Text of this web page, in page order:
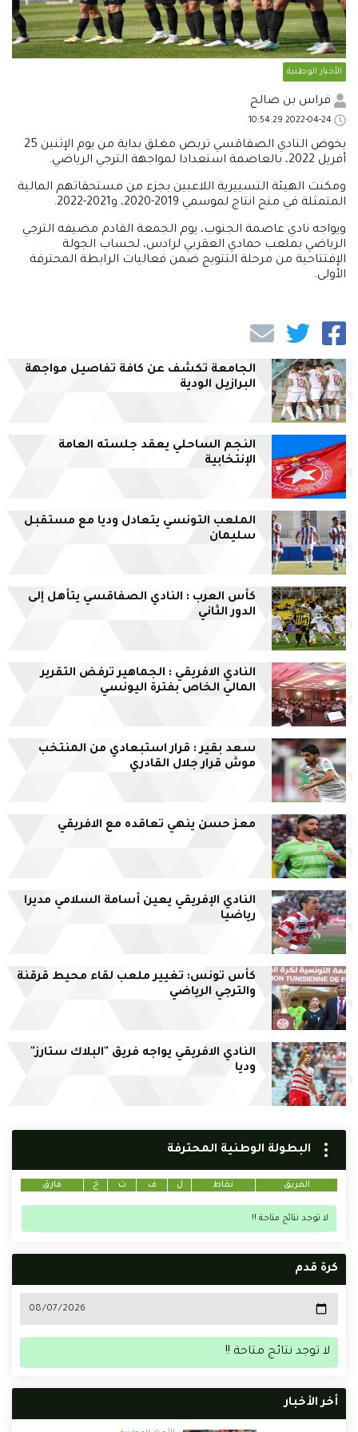
الأخبار الوطنية
فراس بن صالح
يخوض النادي الصفاقسي تربص مغلق بداية من يوم الإثنين 25
أفريل 2022، بالعاصمة استعدادا لمواجهة الترجي الرياضي.
ومكنت الهيئة التسييرية اللاعبين بجزء من مستحقاتهم المالية
المتمثلة في منح انتاج لموسمي 2019-2020، و2021-2022.
ويواجه نادي عاصمة الجنوب، يوم الجمعة القادم مضيفه الترجي
الرياضي بملعب حمادي العقربي لرادس، لحساب الجولة
الإفتتاحية من مرحلة التتويج ضمن فعاليات الرابطة المحترفة
الأولى.
الجامعة تكشف عن كافة تفاصيل مواجهة
البرازيل الودية
النجم الساحلي يعقد جلسته العامة
الإنتخابية
الملعب التونسي يتعادل وديا مع مستقبل
سليمان
كأس العرب : النادي الصفاقسي يتأهل إلى
الدور الثاني
النادي الافريقي : الجماهير ترفض التقرير
المالي الخاص بفترة اليونسي
سعد بقير : قرار استبعادي من المنتخب
موش قرار جلال القادري
معز حسن ينهي تعاقده مع الافريقي
النادي الإفريقي يعين أسامة السلامي مديرا
رياضيا
كأس تونس: تغيير ملعب لقاء محيط قرقنة
والترجي الرياضي
النادي الافريقي يواجه فريق "البلاك ستارز"
وديا
البطولة الوطنية المحترفة
الفريق نقاط ل ف ت خ فارق
لا توجد نتائج متاحة !!
كرة قدم
لا توجد نتائج متاحة !!
أخر الأخبار